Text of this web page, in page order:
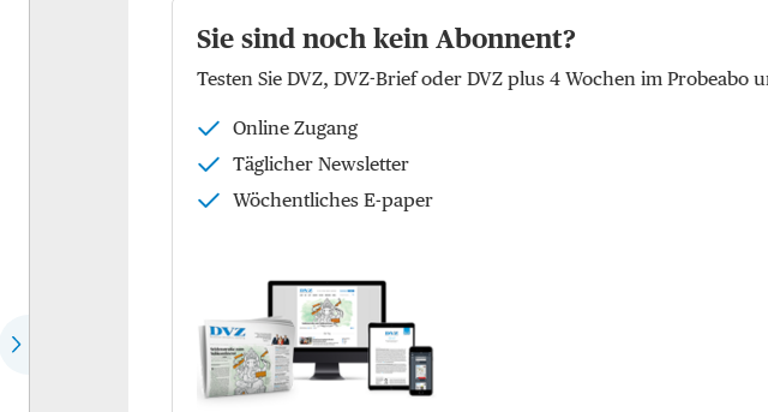
Hear the expert
Speech of the month
EU-Politik
Dossier: Future of commerce
Dossier: Defence Logistics
Dossier: Antriebswende
Logistik
Logistikimmobilien
Sie sind noch kein Abonnent?
Testen Sie DVZ, DVZ-Brief oder DVZ plus 4 Wochen im
Online Zugang
Täglicher Newsletter
Wöchentliches E-paper